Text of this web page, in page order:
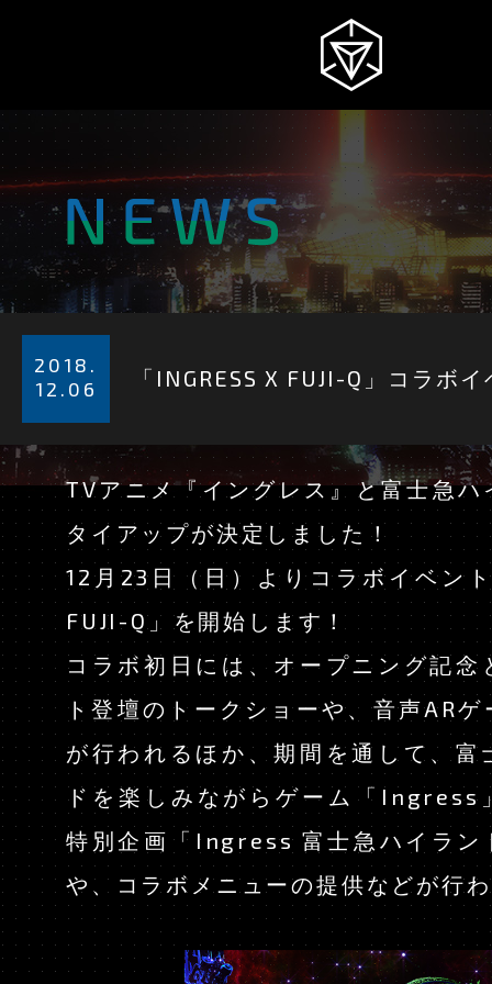
NEWS
INGRESS
CHARACTER
KEYWORDS
STAFF & CAST
Blu-ray
MOVIE
ON AIR
OFFICIAL
2018.
12.06
「INGRESS X FUJI-Q」コラボ
TVアニメ『イングレス』と富士急ハ
タイアップが決定しました！
12月23日（日）よりコラボイベン
FUJI-Q」を開始します！
コラボ初日には、オープニング記念
ト登壇のトークショーや、音声AR
が行われるほか、期間を通して、富
ドを楽しみながらゲーム「Ingress
特別企画「Ingress 富士急ハイラ
や、コラボメニューの提供などが行